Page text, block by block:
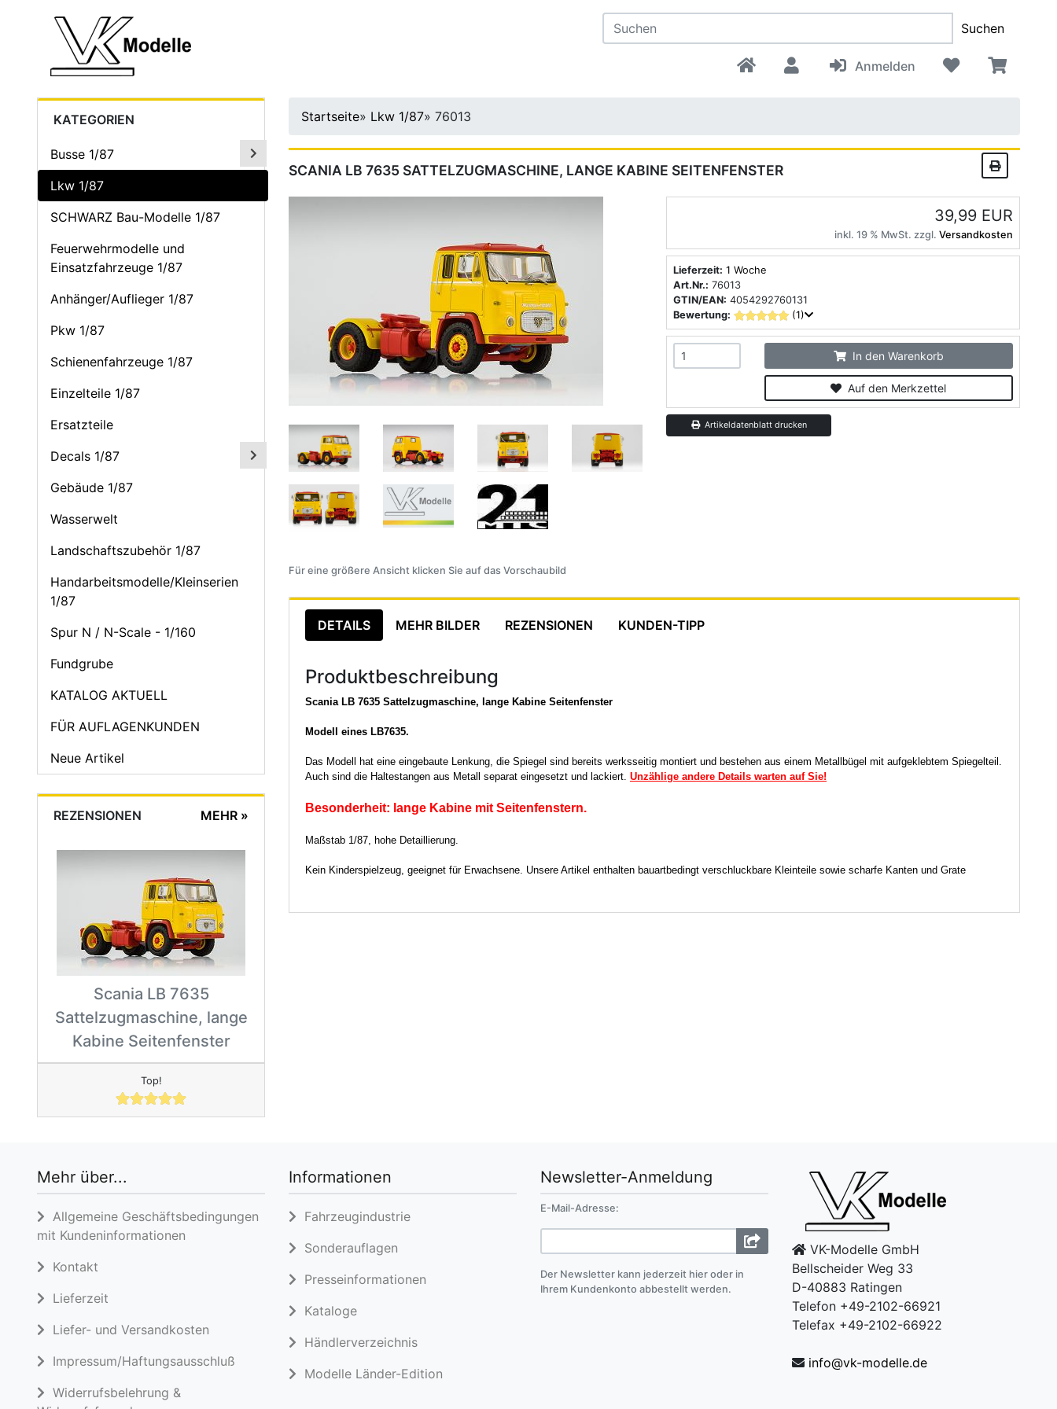
Suchen
Anmelden
KATEGORIEN
Busse 1/87
Lkw 1/87
SCHWARZ Bau-Modelle 1/87
Feuerwehrmodelle und
Einsatzfahrzeuge 1/87
Anhänger/Auflieger 1/87
Pkw 1/87
Schienenfahrzeuge 1/87
Einzelteile 1/87
Ersatzteile
Decals 1/87
Gebäude 1/87
Wasserwelt
Landschaftszubehör 1/87
Handarbeitsmodelle/Kleinserien
1/87
Spur N / N-Scale - 1/160
Fundgrube
KATALOG AKTUELL
FÜR AUFLAGENKUNDEN
Neue Artikel
REZENSIONEN MEHR »
Scania LB 7635
Sattelzugmaschine, lange
Kabine Seitenfenster
Top!
Startseite» Lkw 1/87» 76013
SCANIA LB 7635 SATTELZUGMASCHINE, LANGE KABINE SEITENFENSTER
Für eine größere Ansicht klicken Sie auf das Vorschaubild
39,99 EUR
inkl. 19 % MwSt. zzgl. Versandkosten
Lieferzeit: 1 Woche
Art.Nr.: 76013
GTIN/EAN: 4054292760131
Bewertung:
(1)
In den Warenkorb
Auf den Merkzettel
Artikeldatenblatt drucken
DETAILS MEHR BILDER REZENSIONEN KUNDEN-TIPP
Produktbeschreibung
Scania LB 7635 Sattelzugmaschine, lange Kabine Seitenfenster
Modell eines LB7635.
Das Modell hat eine eingebaute Lenkung, die Spiegel sind bereits werksseitig montiert und bestehen aus einem Metallbügel mit aufgeklebtem Spiegelteil.
Auch sind die Haltestangen aus Metall separat eingesetzt und lackiert. Unzählige andere Details warten auf Sie!
Besonderheit: lange Kabine mit Seitenfenstern.
Maßstab 1/87, hohe Detaillierung.
Kein Kinderspielzeug, geeignet für Erwachsene. Unsere Artikel enthalten bauartbedingt verschluckbare Kleinteile sowie scharfe Kanten und Grate
Mehr über...
Allgemeine Geschäftsbedingungen
mit Kundeninformationen
Kontakt
Lieferzeit
Liefer- und Versandkosten
Impressum/Haftungsausschluß
Widerrufsbelehrung &
Informationen
Fahrzeugindustrie
Sonderauflagen
Presseinformationen
Kataloge
Händlerverzeichnis
Modelle Länder-Edition
Newsletter-Anmeldung
E-Mail-Adresse:
Der Newsletter kann jederzeit hier oder in
Ihrem Kundenkonto abbestellt werden.
VK-Modelle GmbH
Bellscheider Weg 33
D-40883 Ratingen
Telefon +49-2102-66921
Telefax +49-2102-66922
info@vk-modelle.de